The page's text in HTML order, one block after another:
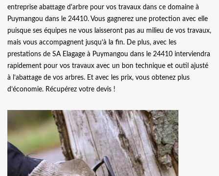
entreprise abattage d'arbre pour vos travaux dans ce domaine à
Puymangou dans le 24410. Vous gagnerez une protection avec elle
puisque ses équipes ne vous laisseront pas au milieu de vos travaux,
mais vous accompagnent jusqu’à la fin. De plus, avec les
prestations de SA Elagage à Puymangou dans le 24410 interviendra
rapidement pour vos travaux avec un bon technique et outil ajusté
à l’abattage de vos arbres. Et avec les prix, vous obtenez plus
d’économie. Récupérez votre devis !